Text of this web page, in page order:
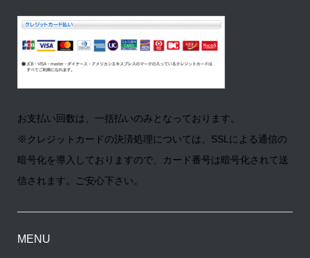
お支払い回数は、一括払いのみとなっております。
※クレジットカードの決済処理については、SSLによる通信の
暗号化を導入しておりますので、カード番号は暗号化されて送
信されます。ご安心下さい。
MENU